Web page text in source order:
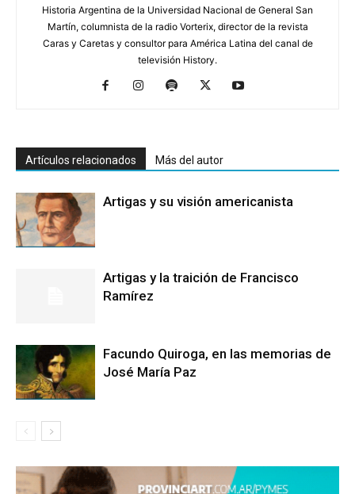
Historia Argentina de la Universidad Nacional de General San
Martín, columnista de la radio Vorterix, director de la revista
Caras y Caretas y consultor para América Latina del canal de
televisión History.
Artículos relacionados Más del autor
Artigas y su visión americanista
Artigas y la traición de Francisco
Ramírez
Facundo Quiroga, en las memorias de
José María Paz